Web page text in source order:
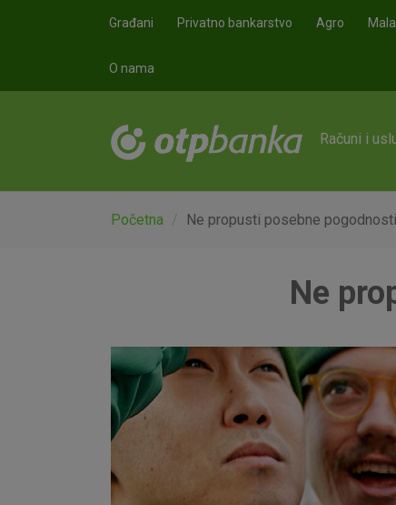
Građani Privatno bankarstvo Agro
O nama
Računi i
Početna Ne propusti posebne
Ne